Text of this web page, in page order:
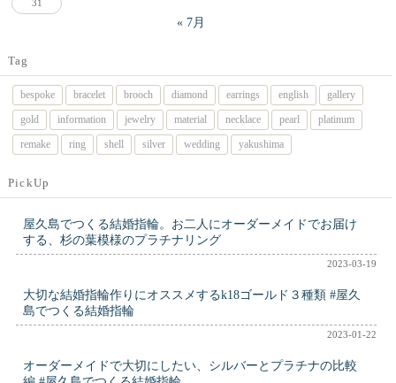
31
« 7月
Tag
bespoke bracelet brooch diamond earrings english
gallery
gold
information jewelry material necklace pearl
platinum
remake
ring shell silver wedding yakushima
PickUp
屋久島でつくる結婚指輪。お二人にオーダーメイドでお届け
する、杉の葉模様のプラチナリング
2023-03-19
大切な結婚指輪作りにオススメするk18ゴールド３種類 #屋久
島でつくる結婚指輪
2023-01-22
オーダーメイドで大切にしたい、シルバーとプラチナの比較